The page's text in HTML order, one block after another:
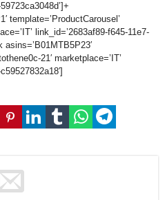
template=’ProductCarousel’
link_id=’2683af89-f645-11e7-
asins=’B01MTB5P23′
21′ marketplace=’IT’